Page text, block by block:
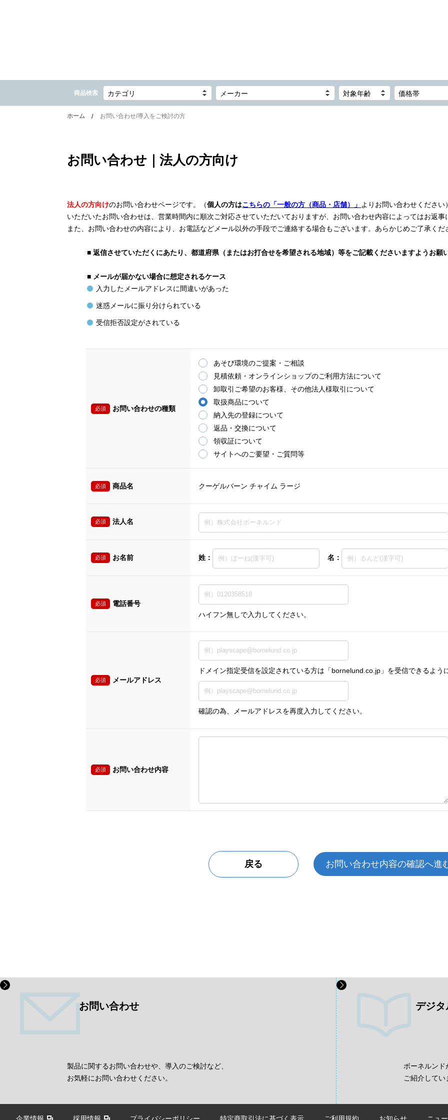
商品検索 カテゴリ メーカー 対象年齢 価格帯
ホーム お問い合わせ/導入をご検討の方
お問い合わせ｜法人の方向け
法人の方向けのお問い合わせページです。（個人の方はこちらの「一般の方（商品・店舗）」 よりお問い合わせください）
いただいたお問い合わせは、営業時間内に順次ご対応させていただいておりますが、お問い合わせ内容によってはお返事
また、お問い合わせの内容により、お電話などメール以外の手段でご連絡する場合もございます。あらかじめご了承くだ
■返信させていただくにあたり、都道府県（またはお打合せを希望される地域）等をご記載くださいますようお願
■ メールが届かない場合に想定されるケース
入力したメールアドレスに間違いがあった
迷惑メールに振り分けられている
受信拒否設定がされている
必須 お問い合わせの種類
あそび環境のご提案・ご相談
見積依頼・オンラインショップのご利用方法について
卸取引ご希望のお客様、その他法人様取引について
取扱商品について
納入先の登録について
返品・交換について
領収証について
サイトへのご要望・ご質問等
必須 商品名 クーゲルバーン チャイム ラージ
必須 法人名
必須 お名前 姓： 名：
必須
電話番号
ハイフン無しで入力してください。
必須 メールアドレス
ドメイン指定受信を設定されている方は「bornelund.co.jp」を受信できるよう
確認の為、メールアドレスを再度入力してください。
必須 お問い合わせ内容
戻る
お問い合わせ
製品に関するお問い合わせや、導入のご検討など、
お気軽にお問い合わせください。
デジ
ボーネルンド
ご紹介してい